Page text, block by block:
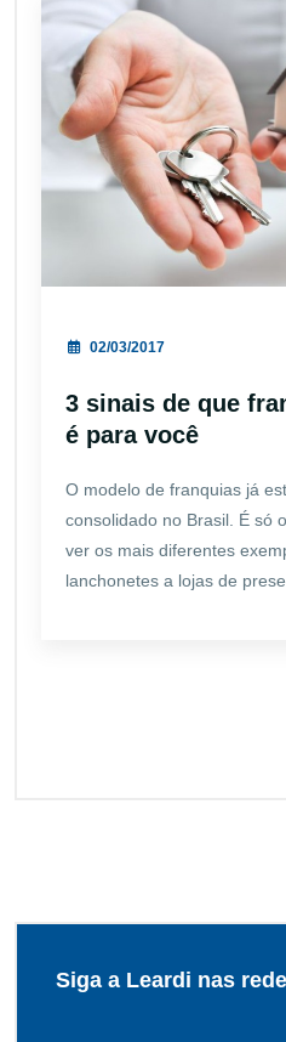
02/03/2017
3 sinais de que
é para você
O modelo de franquias já
consolidado no Brasil. É só
ver os mais diferentes
lanchonetes a lojas de
Siga a Leardi nas